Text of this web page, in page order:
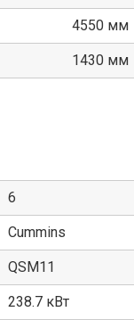
4550 мм
1430 мм
6
Cummins
QSM11
238.7 кВт